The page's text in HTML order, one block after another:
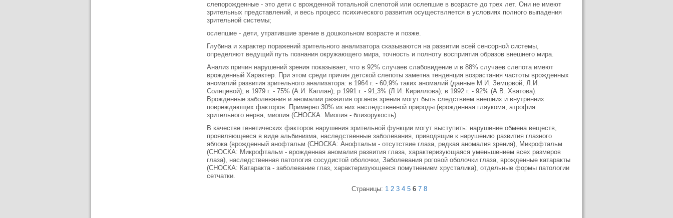
слепорожденные - это дети с врожденной тотальной слепотой или ослепшие в возрасте до трех лет. Они не имеют
зрительных представлений, и весь процесс психического развития осуществляется в условиях полного выпадения
зрительной системы;
ослепшие - дети, утратившие зрение в дошкольном возрасте и позже.
Глубина и характер поражений зрительного анализатора сказываются на развитии всей сенсорной системы,
определяют ведущий путь познания окружающего мира, точность и полноту восприятия образов внешнего мира.
Анализ причин нарушений зрения показывает, что в 92% случаев слабовидение и в 88% случаев слепота имеют
врожденный Характер. При этом среди причин детской слепоты заметна тенденция возрастания частоты врожденных
аномалий развития зрительного анализатора: в 1964 г. - 60,9% таких аномалий (данные М.И. Земцовой, Л.И.
Солнцевой); в 1979 г. - 75% (А.И. Каплан); р 1991 г. - 91,3% (Л.И. Кириллова); в 1992 г. - 92% (А.В. Хватова).
Врожденные заболевания и аномалии развития органов зрения могут быть следствием внешних и внутренних
повреждающих факторов. Примерно 30% из них наследственной природы (врожденная глаукома, атрофия
зрительного нерва, миопия (СНОСКА: Миопия - близорукость).
В качестве генетических факторов нарушения зрительной функции могут выступить: нарушение обмена веществ,
проявляющееся в виде альбинизма, наследственные заболевания, приводящие к нарушению развития глазного
яблока (врожденный анофтальм (СНОСКА: Анофтальм - отсутствие глаза, редкая аномалия зрения), Микрофтальм
(СНОСКА: Микрофтальм - врожденная аномалия развития глаза, характеризующаяся уменьшением всех размеров
глаза), наследственная патология сосудистой оболочки, Заболевания роговой оболочки глаза, врожденные катаракты
(СНОСКА: Катаракта - заболевание глаз, характеризующееся помутнением хрусталика), отдельные формы патологии
сетчатки.
Страницы: 1 2 3 4 5 6 7 8